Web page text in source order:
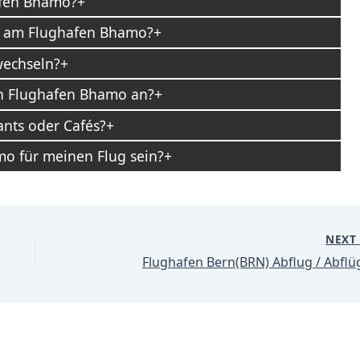
Flughafen Bhamo?
Bhamo an?
oder Cafés?
für meinen Flug sein?
NEXT
Flughafen Bern(BRN) Abflug /